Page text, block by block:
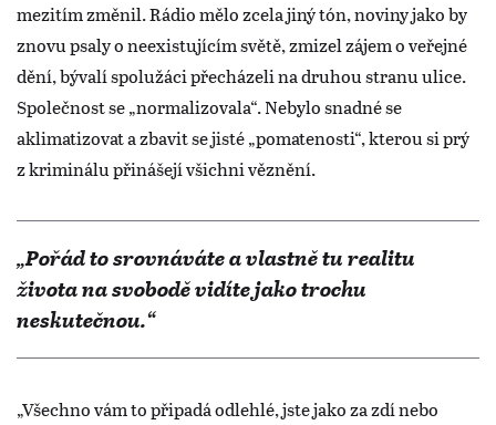
mezitím změnil. Rádio mělo zcela jiný tón, noviny jako by
znovu psaly o neexistujícím světě, zmizel zájem o veřejné
dění, bývalí spolužáci přecházeli na druhou stranu ulice.
Společnost se „normalizovala“. Nebylo snadné se
aklimatizovat a zbavit se jisté „pomatenosti“, kterou si prý
z kriminálu přinášejí všichni věznění.
„Pořád to srovnáváte a vlastně tu realitu
života na svobodě vidíte jako trochu
neskutečnou.“
„Všechno vám to připadá odlehlé, jste jako za zdí nebo